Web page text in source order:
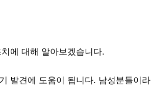
에 대해 알아보겠습니다.
발견에 도움이 됩니다. 남성분들이라